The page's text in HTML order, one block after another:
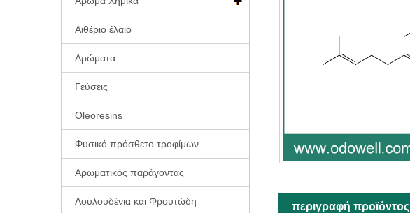
Αιθέριο έλαιο
Αρώματα
Γεύσεις
Oleoresins
Φυσικό πρόσθετο τροφίμων
Αρωματικός παράγοντας
Λουλουδένια και Φρουτώδη
περιγραφή προϊόντος